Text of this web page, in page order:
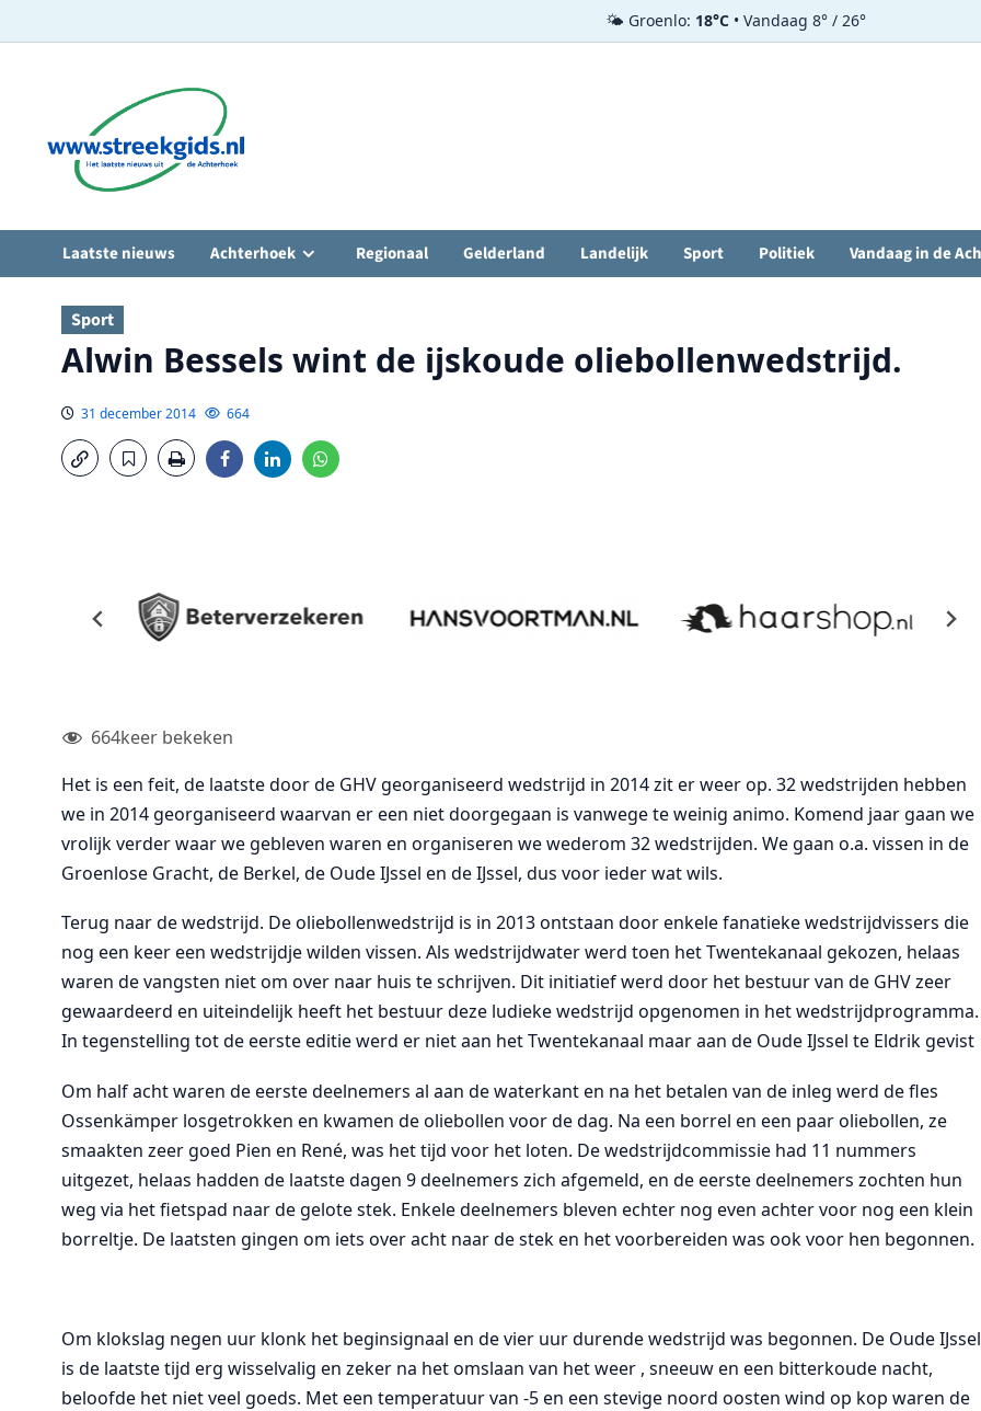
🌤️ Groenlo: 18°C • Vandaag 8° / 26°
inhoud
Laatste nieuws Achterhoek Regionaal Gelderland Landelijk Sport Politiek Vandaag in de
Sport
Alwin Bessels wint de ijskoude oliebollenwedstrijd.
31 december 2014 664
664keer bekeken
Het is een feit, de laatste door de GHV georganiseerd wedstrijd in 2014 zit er weer op. 32 wedstrijden hebben
we in 2014 georganiseerd waarvan er een niet doorgegaan is vanwege te weinig animo. Komend jaar gaan we
vrolijk verder waar we gebleven waren en organiseren we wederom 32 wedstrijden. We gaan o.a. vissen in de
Groenlose Gracht, de Berkel, de Oude IJssel en de IJssel, dus voor ieder wat wils.
Terug naar de wedstrijd. De oliebollenwedstrijd is in 2013 ontstaan door enkele fanatieke wedstrijdvissers die
nog een keer een wedstrijdje wilden vissen. Als wedstrijdwater werd toen het Twentekanaal gekozen, helaas
waren de vangsten niet om over naar huis te schrijven. Dit initiatief werd door het bestuur van de GHV zeer
gewaardeerd en uiteindelijk heeft het bestuur deze ludieke wedstrijd opgenomen in het wedstrijdprogramma.
In tegenstelling tot de eerste editie werd er niet aan het Twentekanaal maar aan de Oude IJssel te Eldrik gevist
Om half acht waren de eerste deelnemers al aan de waterkant en na het betalen van de inleg werd de fles
Ossenkämper losgetrokken en kwamen de oliebollen voor de dag. Na een borrel en een paar oliebollen, ze
smaakten zeer goed Pien en René, was het tijd voor het loten. De wedstrijdcommissie had 11 nummers
uitgezet, helaas hadden de laatste dagen 9 deelnemers zich afgemeld, en de eerste deelnemers zochten hun
weg via het fietspad naar de gelote stek. Enkele deelnemers bleven echter nog even achter voor nog een klein
borreltje. De laatsten gingen om iets over acht naar de stek en het voorbereiden was ook voor hen begonnen.
Om klokslag negen uur klonk het beginsignaal en de vier uur durende wedstrijd was begonnen. De Oude IJssel
is de laatste tijd erg wisselvalig en zeker na het omslaan van het weer , sneeuw en een bitterkoude nacht,
beloofde het niet veel goeds. Met een temperatuur van -5 en een stevige noord oosten wind op kop waren de